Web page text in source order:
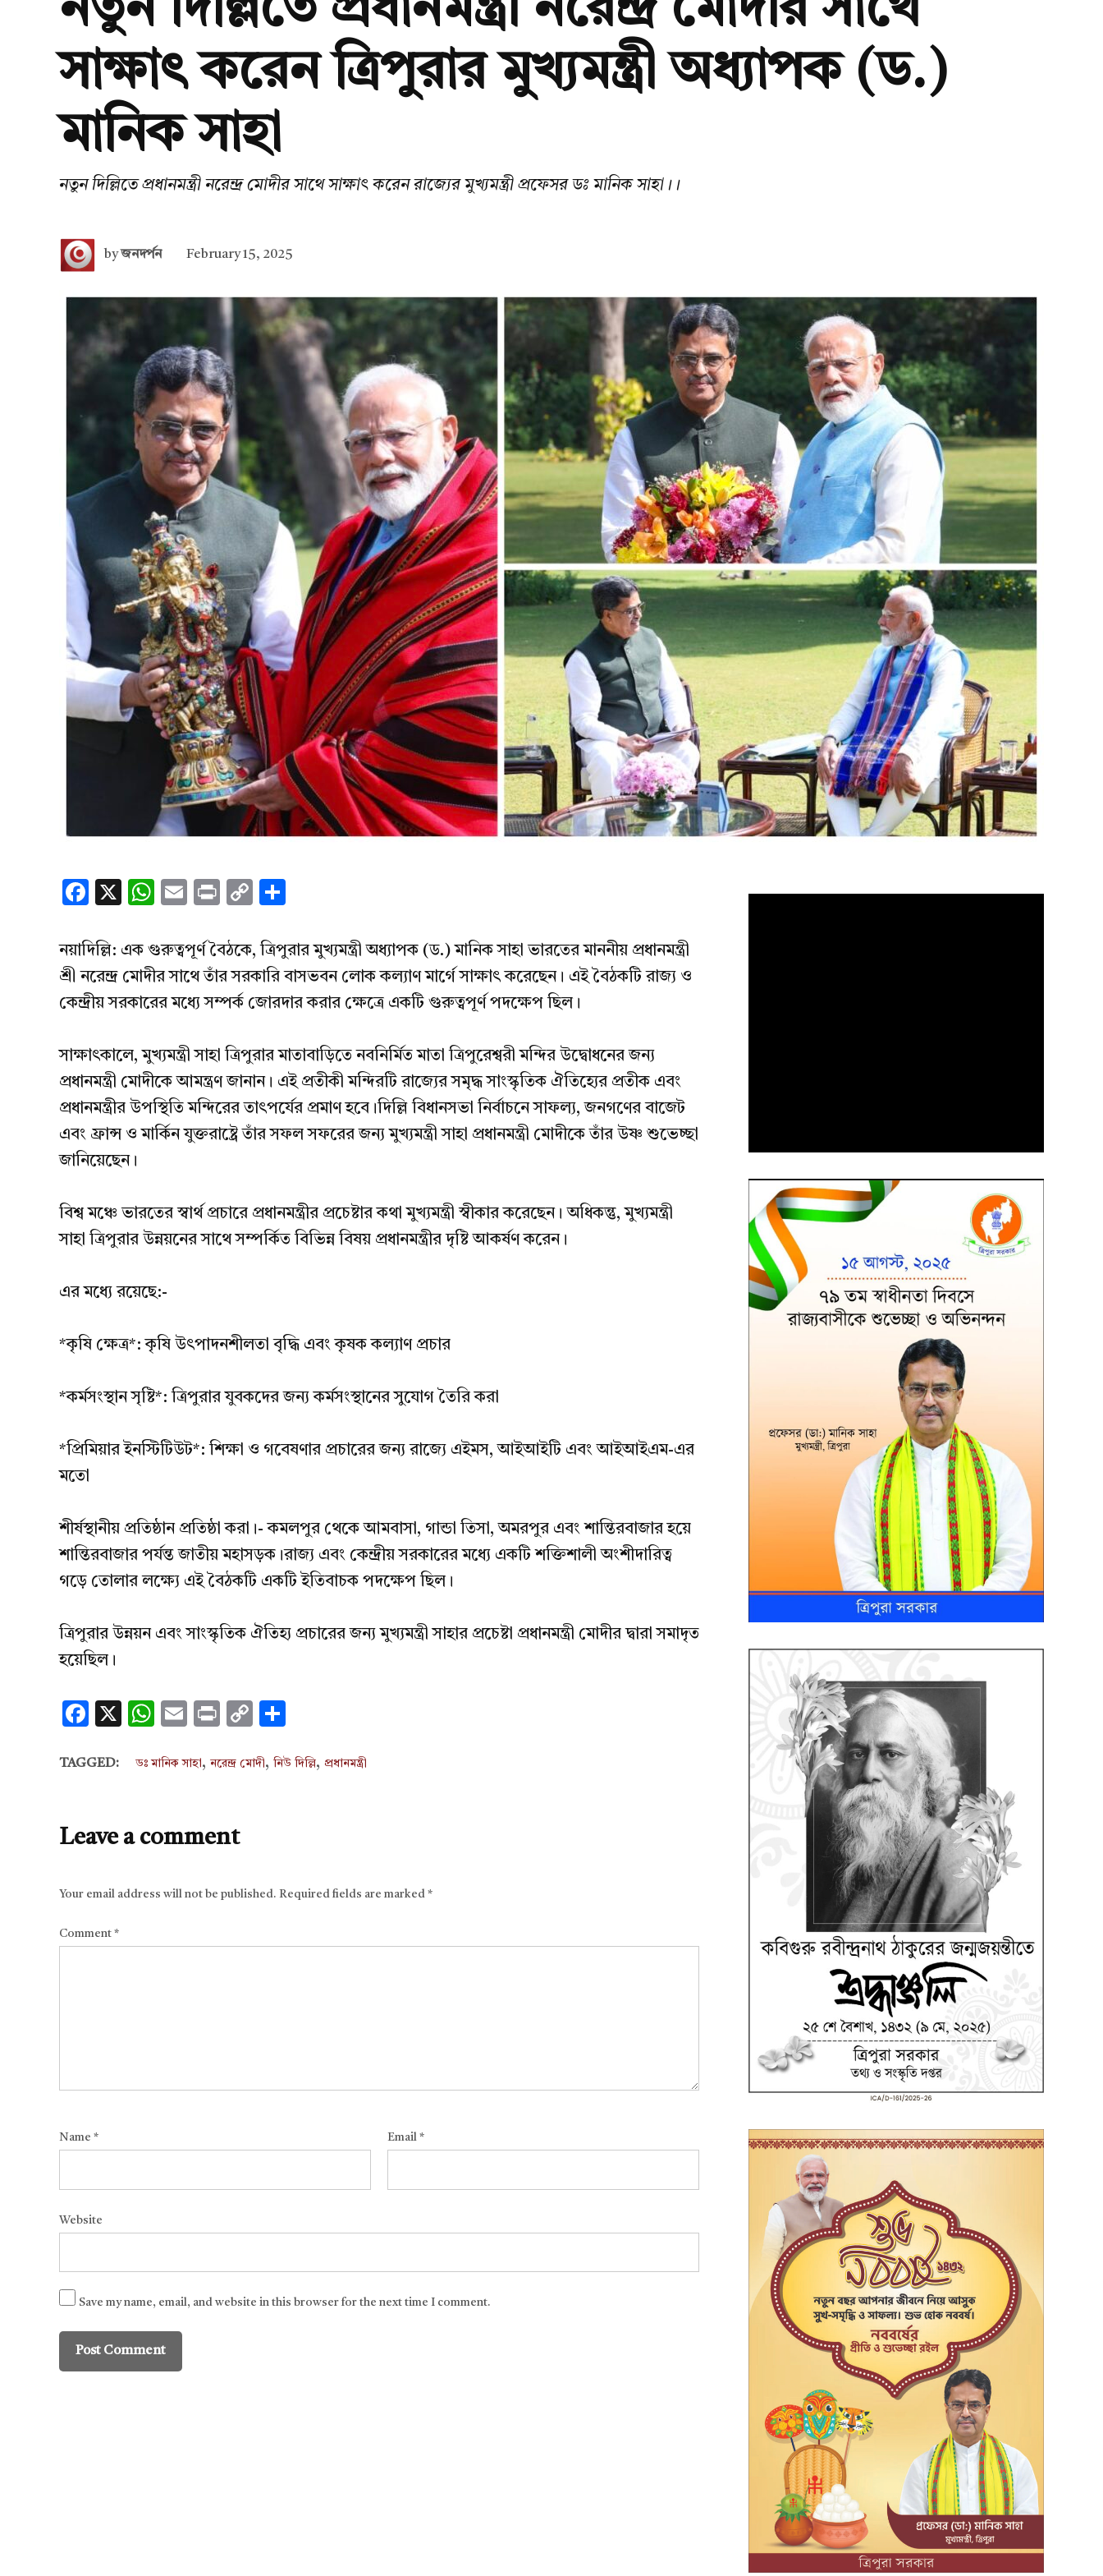
নতুন দিল্লিতে প্রধানমন্ত্রী নরেন্দ্র মোদীর সাথে
সাক্ষাৎ করেন ত্রিপুরার মুখ্যমন্ত্রী অধ্যাপক (ড.)
মানিক সাহা
নতুন দিল্লিতে প্রধানমন্ত্রী নরেন্দ্র মোদীর সাথে সাক্ষাৎ করেন রাজ্যের মুখ্যমন্ত্রী প্রফেসর ডঃ মানিক সাহা।।
byজনদর্পন February 15, 2025
Facebook
X WhatsApp
EmailPrintCopy
নয়াদিল্লি: এক গুরুত্বপূর্ণ বৈঠকে, ত্রিপুরার মুখ্যমন্ত্রী অধ্যাপক (ড.) মানিক সাহা ভারতের মাননীয় প্রধানমন্ত্রী
শ্রী নরেন্দ্র মোদীর সাথে তাঁর সরকারি বাসভবন লোক কল্যাণ মার্গে সাক্ষাৎ করেছেন। এই বৈঠকটি রাজ্য ও
কেন্দ্রীয় সরকারের মধ্যে সম্পর্ক জোরদার করার ক্ষেত্রে একটি গুরুত্বপূর্ণ পদক্ষেপ ছিল।
সাক্ষাৎকালে, মুখ্যমন্ত্রী সাহা ত্রিপুরার মাতাবাড়িতে নবনির্মিত মাতা ত্রিপুরেশ্বরী মন্দির উদ্বোধনের জন্য
প্রধানমন্ত্রী মোদীকে আমন্ত্রণ জানান। এই প্রতীকী মন্দিরটি রাজ্যের সমৃদ্ধ সাংস্কৃতিক ঐতিহ্যের প্রতীক এবং
প্রধানমন্ত্রীর উপস্থিতি মন্দিরের তাৎপর্যের প্রমাণ হবে।দিল্লি বিধানসভা নির্বাচনে সাফল্য, জনগণের বাজেট
এবং ফ্রান্স ও মার্কিন যুক্তরাষ্ট্রে তাঁর সফল সফরের জন্য মুখ্যমন্ত্রী সাহা প্রধানমন্ত্রী মোদীকে তাঁর উষ্ণ শুভেচ্ছা
জানিয়েছেন।
বিশ্ব মঞ্চে ভারতের স্বার্থ প্রচারে প্রধানমন্ত্রীর প্রচেষ্টার কথা মুখ্যমন্ত্রী স্বীকার করেছেন। অধিকন্তু, মুখ্যমন্ত্রী
সাহা ত্রিপুরার উন্নয়নের সাথে সম্পর্কিত বিভিন্ন বিষয় প্রধানমন্ত্রীর দৃষ্টি আকর্ষণ করেন।
এর মধ্যে রয়েছে:-
*কৃষি ক্ষেত্র*: কৃষি উৎপাদনশীলতা বৃদ্ধি এবং কৃষক কল্যাণ প্রচার
*কর্মসংস্থান সৃষ্টি*: ত্রিপুরার যুবকদের জন্য কর্মসংস্থানের সুযোগ তৈরি করা
*প্রিমিয়ার ইনস্টিটিউট*: শিক্ষা ও গবেষণার প্রচারের জন্য রাজ্যে এইমস, আইআইটি এবং আইআইএম-এর
মতো
শীর্ষস্থানীয় প্রতিষ্ঠান প্রতিষ্ঠা করা।- ⁠কমলপুর থেকে আমবাসা, গান্ডা তিসা, অমরপুর এবং শান্তিরবাজার হয়ে
শান্তিরবাজার পর্যন্ত জাতীয় মহাসড়ক।রাজ্য এবং কেন্দ্রীয় সরকারের মধ্যে একটি শক্তিশালী অংশীদারিত্ব
গড়ে তোলার লক্ষ্যে এই বৈঠকটি একটি ইতিবাচক পদক্ষেপ ছিল।
ত্রিপুরার উন্নয়ন এবং সাংস্কৃতিক ঐতিহ্য প্রচারের জন্য মুখ্যমন্ত্রী সাহার প্রচেষ্টা প্রধানমন্ত্রী মোদীর দ্বারা সমাদৃত
হয়েছিল।
Facebook
X WhatsApp
EmailPrintCopy
TAGGED: ডঃ মানিক সাহা , নরেন্দ্র মোদী , নিউ দিল্লি, প্রধানমন্ত্রী
Leave a comment
Your email address will not be published. Required fields are marked *
Comment *
Name * Email *
Website
Save my name, email, and website in this browser for the next time I comment.